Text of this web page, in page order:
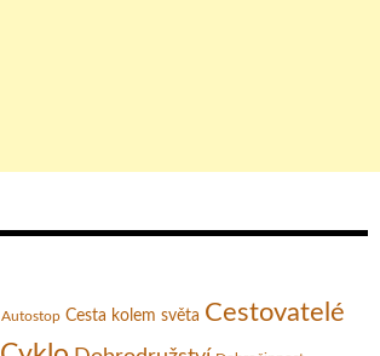
Autostop Cesta kolem světa Cestovatelé